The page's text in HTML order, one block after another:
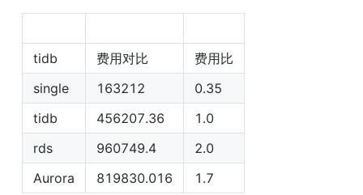
tidb 费用对比
费用比
single
163212
0.35
tidb
456207.36
1.0
rds
960749.4
2.0
Aurora
819830.016 1.7